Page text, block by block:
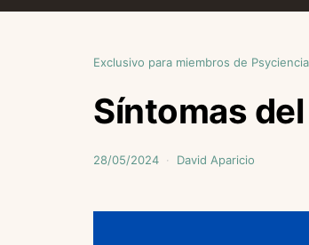
Exclusivo para miembros de
Síntomas
28/05/2024 David Aparicio